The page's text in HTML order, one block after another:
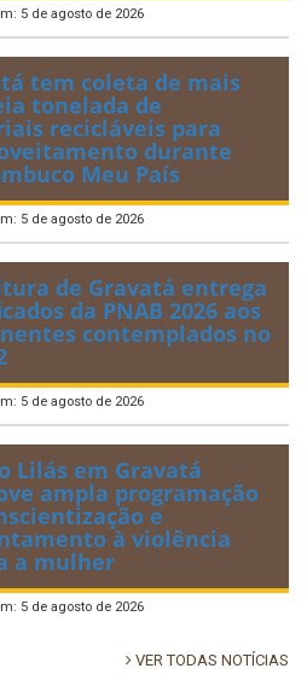
5 de agosto de 2026
tem coleta de mais
tonelada de
recicláveis para
durante
Meu País
5 de agosto de 2026
de Gravatá entrega
da PNAB 2026 aos
contemplados no
5 de agosto de 2026
Lilás em Gravatá
ampla programação
e
à violência
a mulher
5 de agosto de 2026
VER TODAS NOTÍCIAS